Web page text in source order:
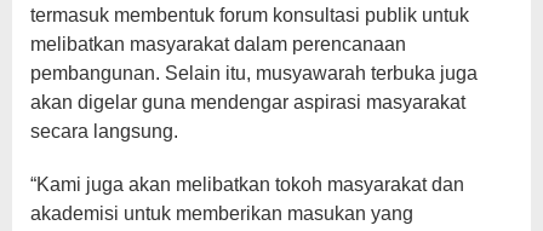
termasuk membentuk forum konsultasi publik untuk
melibatkan masyarakat dalam perencanaan
pembangunan. Selain itu, musyawarah terbuka juga
akan digelar guna mendengar aspirasi masyarakat
secara langsung.
“Kami juga akan melibatkan tokoh masyarakat dan
akademisi untuk memberikan masukan yang